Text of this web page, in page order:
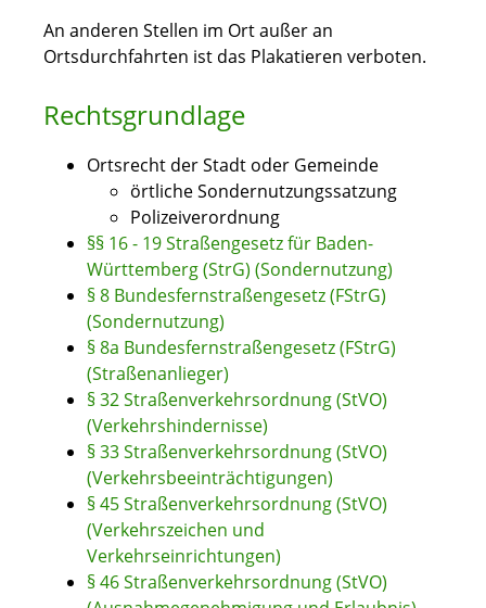
An anderen Stellen im Ort außer an
Ortsdurchfahrten ist das Plakatieren verboten.
Rechtsgrundlage
Ortsrecht der Stadt oder Gemeinde
örtliche Sondernutzungssatzung
Polizeiverordnung
§§ 16 - 19 Straßengesetz für Baden-
Württemberg (StrG) (Sondernutzung)
§ 8 Bundesfernstraßengesetz (FStrG)
(Sondernutzung)
§ 8a Bundesfernstraßengesetz (FStrG)
(Straßenanlieger)
§ 32 Straßenverkehrsordnung (StVO)
(Verkehrshindernisse)
§ 33 Straßenverkehrsordnung (StVO)
(Verkehrsbeeinträchtigungen)
§ 45 Straßenverkehrsordnung (StVO)
(Verkehrszeichen und
Verkehrseinrichtungen)
§ 46 Straßenverkehrsordnung (StVO)